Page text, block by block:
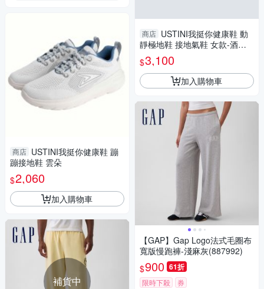
商店 USTINI我挺你健康鞋 蹦
蹦接地鞋 雲朵
$2,060
加入購物車
補貨中
商店 USTINI我挺你健康鞋 動
靜極地鞋 接地氣鞋 女款-酒紅
(限時優惠 買鞋送襪)
$3,100
加入購物車
【GAP】Gap Logo法式毛圈布
寬版慢跑褲-淺麻灰(887992)
$900 61折
限時下殺 券